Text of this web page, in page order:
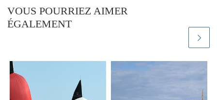
VOUS POURRIEZ AIMER
ÉGALEMENT